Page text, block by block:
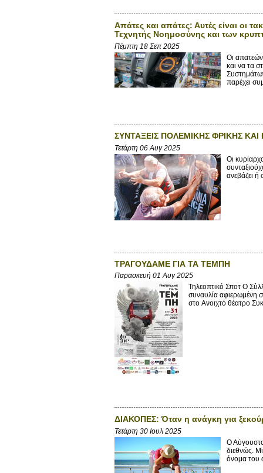
Απάτες και απάτες: Αυτές είναι οι
Τεχνητής Νοημοσύνης και των
Πέμπτη 18 Σεπ 2025
Οι
και να τα
παρέχει
ΣΥΝΤΑΞΕΙΣ ΠΟΛΕΜΙΚΗΣ ΦΡΙΚΗΣ
Τετάρτη 06 Αυγ 2025
Οι
ανεβάζει ή
ΤΡΑΓΟΥΔΑΜΕ ΓΙΑ ΤΑ ΤΕΜΠΗ
Παρασκευή 01 Αυγ 2025
Τηλεοπτικό Σποτ Ο
συναυλία αφιερωμένη
στο Aνοιχτό θέατρο
ΔΙΑΚΟΠΕΣ: Όταν η ανάγκη για
Τετάρτη 30 Ιουλ 2025
Ο
διεθνώς.
όνομα του